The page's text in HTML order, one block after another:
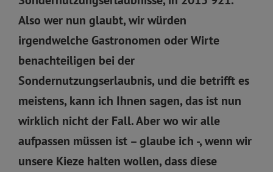
Also wer nun glaubt, wir würden
irgendwelche Gastronomen oder Wirte
benachteiligen bei der
Sondernutzungserlaubnis, und die betrifft es
meistens, kann ich Ihnen sagen, das ist nun
wirklich nicht der Fall. Aber wo wir alle
aufpassen müssen ist – glaube ich -, wenn wir
unsere Kieze halten wollen, dass diese